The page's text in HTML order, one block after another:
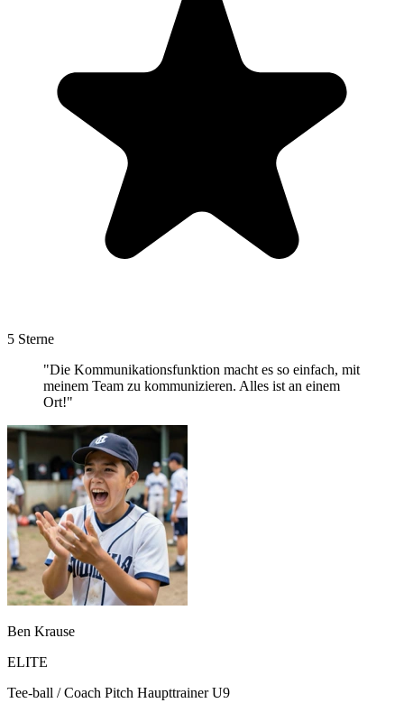
5 Sterne
"Die Kommunikationsfunktion macht es so einfach, mit
meinem Team zu kommunizieren. Alles ist an einem
Ort!"
Ben Krause
ELITE
Tee-ball / Coach Pitch Haupttrainer U9